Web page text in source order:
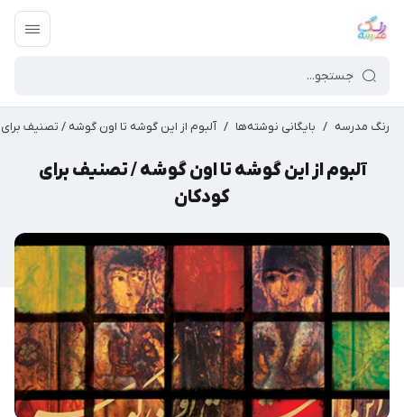
رنگ مدرسه / بایگانی نوشته‌ها / آلبوم از این گوشه تا اون گوشه / تصنیف
آلبوم از این گوشه تا اون گوشه / تصنیف برای
کودکان